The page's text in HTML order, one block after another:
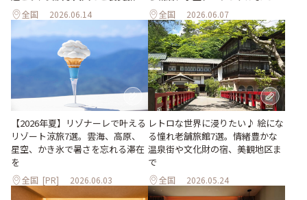
全国 2026.06.14 全国 2026.06.07
【2026年夏】リゾナーレで叶える
リゾート涼旅7選。雲海、高原、
星空、かき氷で暑さを忘れる滞在
を
全国 [PR] 2026.06.03
レトロな世界に浸りたい♪ 絵にな
る憧れ老舗旅館7選。情緒豊かな
温泉街や文化財の宿、美観地区ま
で
全国 2026.05.24